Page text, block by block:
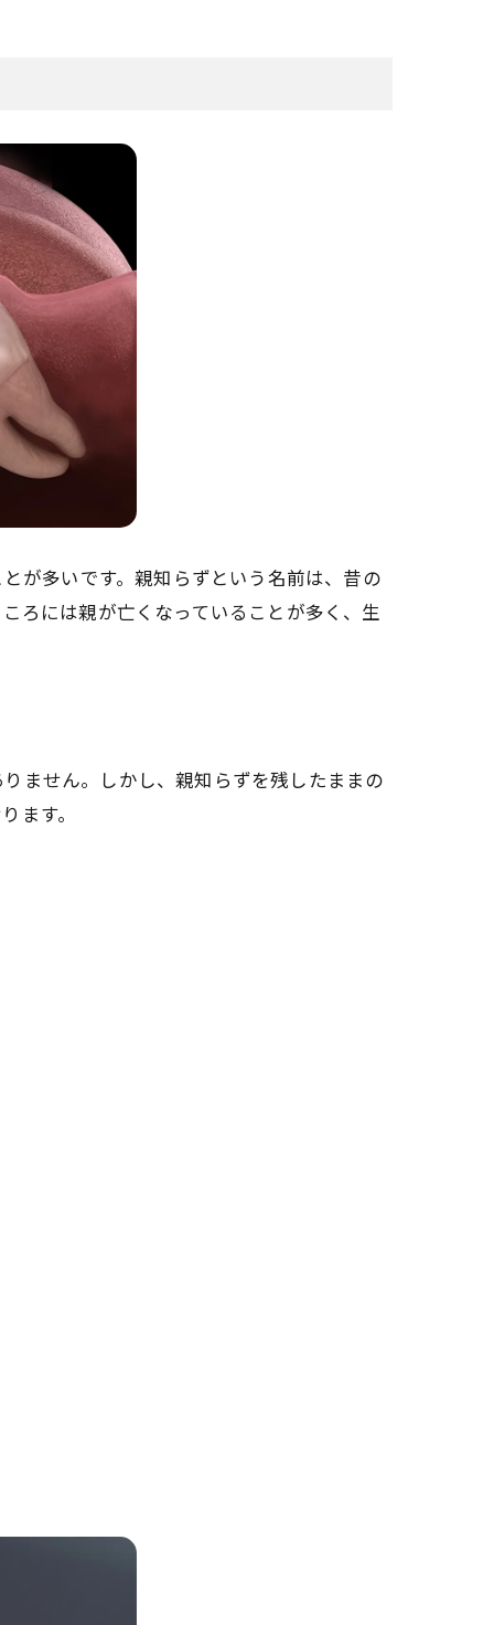
が多いです。親知らずという名前は、昔の
ろには親が亡くなっていることが多く、生
ません。しかし、親知らずを残したままの
ます。